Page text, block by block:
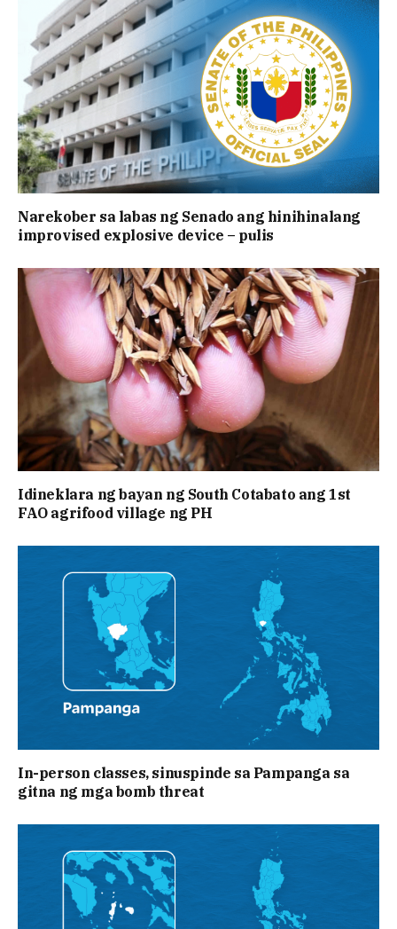
Narekober sa labas ng Senado ang hinihinalang
improvised explosive device – pulis
Idineklara ng bayan ng South Cotabato ang 1st
FAO agrifood village ng PH
In-person classes, sinuspinde sa Pampanga sa
gitna ng mga bomb threat